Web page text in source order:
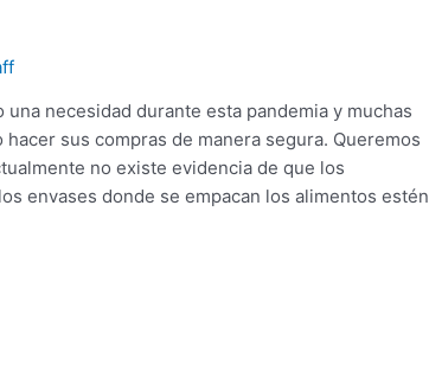
necesidad durante esta pandemia y muchas
sus compras de manera segura. Queremos
no existe evidencia de que los
envases donde se empacan los alimentos estén